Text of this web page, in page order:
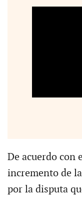
De acuerdo con
incremento de
por la disputa